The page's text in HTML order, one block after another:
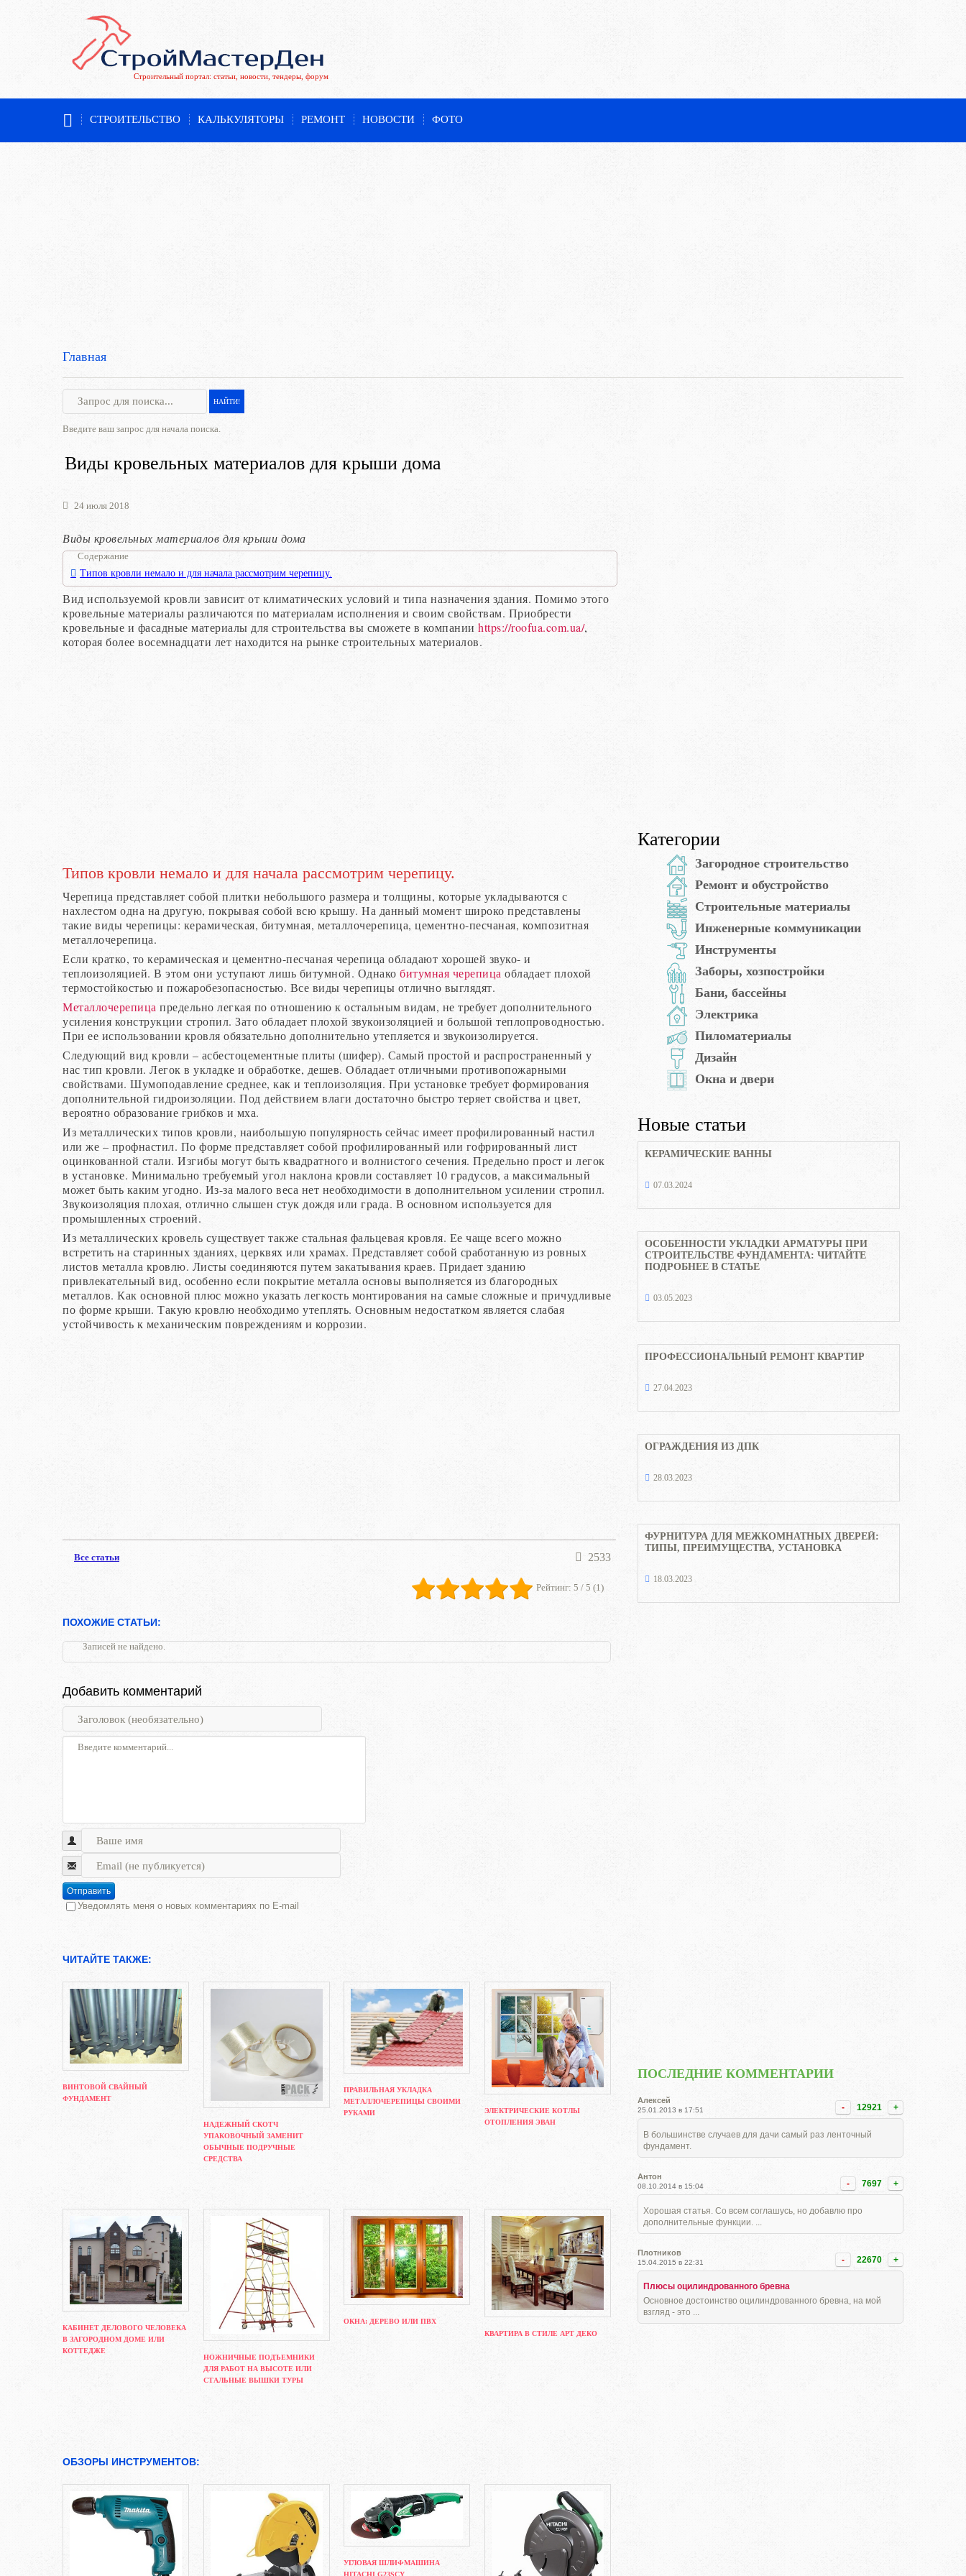
Строительный портал: статьи, новости, тендеры, форум
СТРОИТЕЛЬСТВО КАЛЬКУЛЯТОРЫ РЕМОНТ НОВОСТИ ФОТО
Главная
Введите ваш запрос для начала поиска.
Виды кровельных материалов для крыши дома
24 июля 2018
Виды кровельных материалов для крыши дома
Содержание
Типов кровли немало и для начала рассмотрим черепицу.
Вид используемой кровли зависит от климатических условий и типа назначения здания. Помимо этого
кровельные материалы различаются по материалам исполнения и своим свойствам. Приобрести
кровельные и фасадные материалы для строительства вы сможете в компании https://roofua.com.ua/,
которая более восемнадцати лет находится на рынке строительных материалов.
Типов кровли немало и для начала рассмотрим черепицу.
Черепица представляет собой плитки небольшого размера и толщины, которые укладываются с
нахлестом одна на другую, покрывая собой всю крышу. На данный момент широко представлены
такие виды черепицы: керамическая, битумная, металлочерепица, цементно-песчаная, композитная
металлочерепица.
Если кратко, то керамическая и цементно-песчаная черепица обладают хорошей звуко- и
теплоизоляцией. В этом они уступают лишь битумной. Однако битумная черепица обладает плохой
термостойкостью и пожаробезопасностью. Все виды черепицы отлично выглядят.
Металлочерепица предельно легкая по отношению к остальным видам, не требует дополнительного
усиления конструкции стропил. Зато обладает плохой звукоизоляцией и большой теплопроводностью.
При ее использовании кровля обязательно дополнительно утепляется и звукоизолируется.
Следующий вид кровли – асбестоцементные плиты (шифер). Самый простой и распространенный у
нас тип кровли. Легок в укладке и обработке, дешев. Обладает отличными противопожарными
свойствами. Шумоподавление среднее, как и теплоизоляция. При установке требует формирования
дополнительной гидроизоляции. Под действием влаги достаточно быстро теряет свойства и цвет,
вероятно образование грибков и мха.
Из металлических типов кровли, наибольшую популярность сейчас имеет профилированный настил
или же – профнастил. По форме представляет собой профилированный или гофрированный лист
оцинкованной стали. Изгибы могут быть квадратного и волнистого сечения. Предельно прост и легок
в установке. Минимально требуемый угол наклона кровли составляет 10 градусов, а максимальный
может быть каким угодно. Из-за малого веса нет необходимости в дополнительном усилении стропил.
Звукоизоляция плохая, отлично слышен стук дождя или града. В основном используется для
промышленных строений.
Из металлических кровель существует также стальная фальцевая кровля. Ее чаще всего можно
встретить на старинных зданиях, церквях или храмах. Представляет собой сработанную из ровных
листов металла кровлю. Листы соединяются путем закатывания краев. Придает зданию
привлекательный вид, особенно если покрытие металла основы выполняется из благородных
металлов. Как основной плюс можно указать легкость монтирования на самые сложные и причудливые
по форме крыши. Такую кровлю необходимо утеплять. Основным недостатком является слабая
устойчивость к механическим повреждениям и коррозии.
Все статьи 2533
Рейтинг: 5 / 5 (1)
ПОХОЖИЕ СТАТЬИ:
Записей не найдено.
Добавить комментарий
Отправить
Уведомлять меня о новых комментариях по E-mail
ЧИТАЙТЕ ТАКЖЕ:
ВИНТОВОЙ СВАЙНЫЙ
ФУНДАМЕНТ
НАДЕЖНЫЙ СКОТЧ
УПАКОВОЧНЫЙ ЗАМЕНИТ
ОБЫЧНЫЕ ПОДРУЧНЫЕ
СРЕДСТВА
ПРАВИЛЬНАЯ УКЛАДКА
МЕТАЛЛОЧЕРЕПИЦЫ СВОИМИ
РУКАМИ
ЭЛЕКТРИЧЕСКИЕ КОТЛЫ
ОТОПЛЕНИЯ ЭВАН
КАБИНЕТ ДЕЛОВОГО ЧЕЛОВЕКА
В ЗАГОРОДНОМ ДОМЕ ИЛИ
КОТТЕДЖЕ
НОЖНИЧНЫЕ ПОДЪЕМНИКИ
ДЛЯ РАБОТ НА ВЫСОТЕ ИЛИ
СТАЛЬНЫЕ ВЫШКИ ТУРЫ
ОКНА: ДЕРЕВО ИЛИ ПВХ
КВАРТИРА В СТИЛЕ АРТ ДЕКО
ОБЗОРЫ ИНСТРУМЕНТОВ:
УГЛОВАЯ ШЛИФМАШИНА
HITACHI G23SCY
Категории
Загородное строительство
Ремонт и обустройство
Строительные материалы
Инженерные коммуникации
Инструменты
Заборы, хозпостройки
Бани, бассейны
Электрика
Пиломатериалы
Дизайн
Окна и двери
Новые статьи
КЕРАМИЧЕСКИЕ ВАННЫ
07.03.2024
ОСОБЕННОСТИ УКЛАДКИ АРМАТУРЫ ПРИ
СТРОИТЕЛЬСТВЕ ФУНДАМЕНТА: ЧИТАЙТЕ
ПОДРОБНЕЕ В СТАТЬЕ
03.05.2023
ПРОФЕССИОНАЛЬНЫЙ РЕМОНТ КВАРТИР
27.04.2023
ОГРАЖДЕНИЯ ИЗ ДПК
28.03.2023
ФУРНИТУРА ДЛЯ МЕЖКОМНАТНЫХ ДВЕРЕЙ:
ТИПЫ, ПРЕИМУЩЕСТВА, УСТАНОВКА
18.03.2023
ПОСЛЕДНИЕ КОММЕНТАРИИ
- 12921 +
Алексей
25.01.2013 в 17:51
В большинстве случаев для дачи самый раз ленточный
фундамент.
- 7697 +
Антон
08.10.2014 в 15:04
Хорошая статья. Со всем соглашусь, но добавлю про
дополнительные функции. ...
- 22670 +
Плотников
15.04.2015 в 22:31
Плюсы оцилиндрованного бревна
Основное достоинство оцилиндрованного бревна, на мой
взгляд - это ...